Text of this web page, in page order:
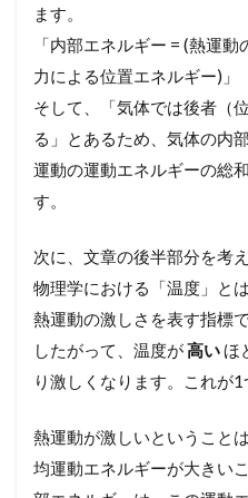
ます。
「内部エネルギー = (熱運
力による位置エネルギー)」
そして、「気体では後者（
る」とあるため、気体の内
運動の運動エネルギーの総
す。
次に、文章の後半部分を考え
物理学における「温度」と
熱運動の激しさを表す指標で
したがって、温度が高いほ
り激しくなります。これが1
熱運動が激しいということ
均運動エネルギーが大きい